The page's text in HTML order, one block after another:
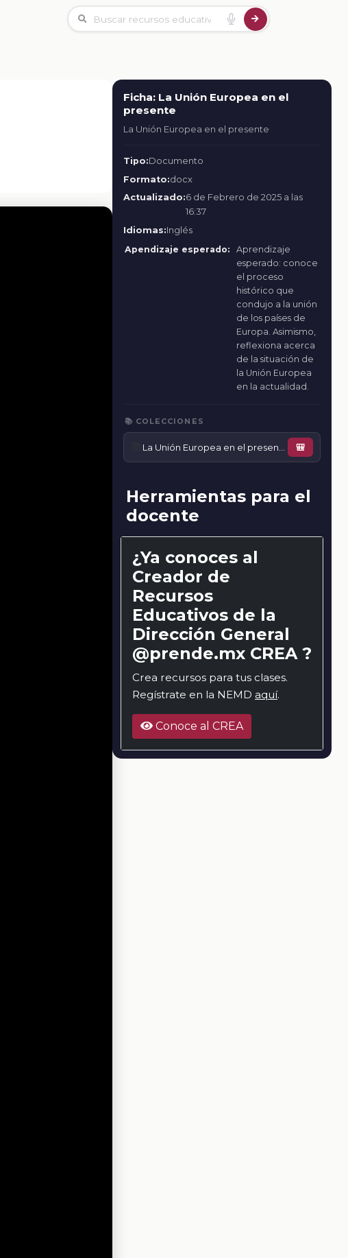
Ficha: La Unión Europea en el
presente
La Unión Europea en el presente
Tipo:Documento
Formato:docx
Actualizado:6 de Febrero de 2025 a las
16:37
Idiomas:Inglés
Apendizaje esperado:
Aprendizaje
esperado: conoce
el proceso
histórico que
condujo a la unión
de los países de
Europa. Asimismo,
reflexiona acerca
de la situación de
la Unión Europea
en la actualidad.
📚 COLECCIONES
🎒
Herramientas para el
docente
¿Ya conoces al
Creador de
Recursos
Educativos de la
Dirección General
@prende.mx CREA ?
Crea recursos para tus clases.
Regístrate en la NEMD aquí.
Conoce al CREA